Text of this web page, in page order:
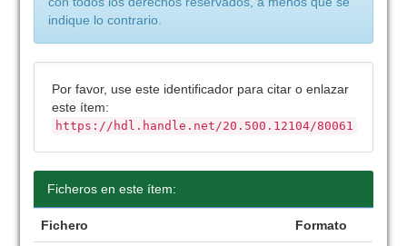
indique lo contrario.
Por favor, use este identificador para citar o enlazar
este ítem:
https://hdl.handle.net/20.500.12104/80061
Ficheros en este ítem:
Fichero Formato